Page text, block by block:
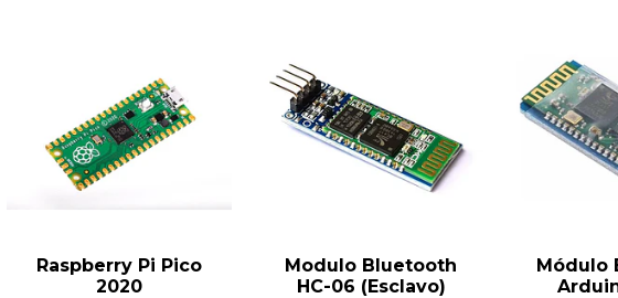
Raspberry Pi Pico
2020
Modulo Bluetooth
HC-06 (Esclavo)
Módulo